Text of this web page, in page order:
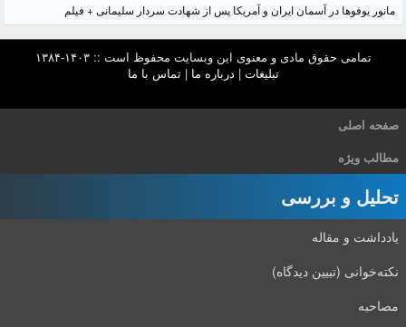
مانور یوفوها در آسمان ایران و آمریکا پس از شهادت سردار سلیمانی + فیلم
تمامی حقوق مادی و معنوی این وبسایت محفوظ است :: ۱۴۰۳-۱۳۸۴
تبلیغات | درباره ما |تماس با ما
صفحه اصلی
مطالب ویژه
تحلیل و بررسی
یادداشت و مقاله
نکته‌خوانی (تبیین دیدگاه)
مصاحبه